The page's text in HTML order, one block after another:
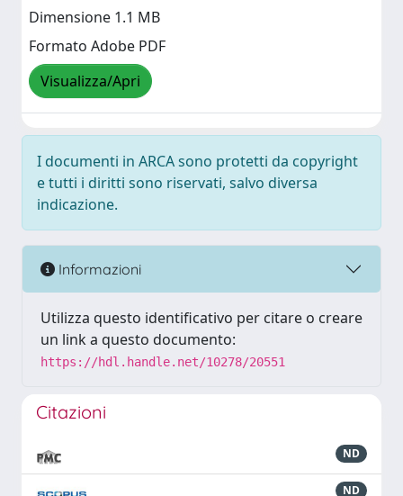
Dimensione 1.1 MB
Formato Adobe PDF
Visualizza/Apri
I documenti in ARCA sono protetti da copyright
e tutti i diritti sono riservati, salvo diversa
indicazione.
Informazioni
Utilizza questo identificativo per citare o creare
un link a questo documento:
https://hdl.handle.net/10278/20551
Citazioni
ND
ND